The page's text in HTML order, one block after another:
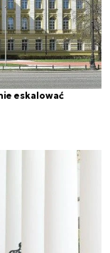
eskalować